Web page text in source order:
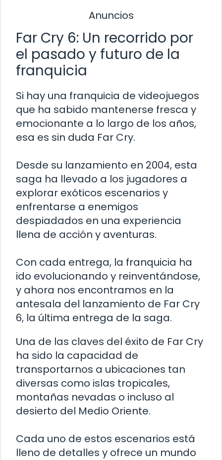
Anuncios
Far Cry 6: Un recorrido por
el pasado y futuro de la
franquicia
Si hay una franquicia de videojuegos
que ha sabido mantenerse fresca y
emocionante a lo largo de los años,
esa es sin duda Far Cry.
Desde su lanzamiento en 2004, esta
saga ha llevado a los jugadores a
explorar exóticos escenarios y
enfrentarse a enemigos
despiadados en una experiencia
llena de acción y aventuras.
Con cada entrega, la franquicia ha
ido evolucionando y reinventándose,
y ahora nos encontramos en la
antesala del lanzamiento de Far Cry
6, la última entrega de la saga.
Una de las claves del éxito de Far Cry
ha sido la capacidad de
transportarnos a ubicaciones tan
diversas como islas tropicales,
montañas nevadas o incluso al
desierto del Medio Oriente.
Cada uno de estos escenarios está
lleno de detalles y ofrece un mundo